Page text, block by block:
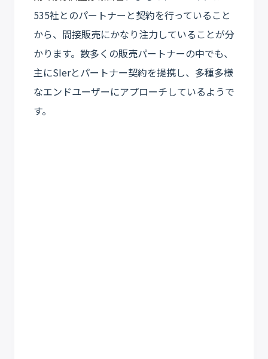
535社とのパートナーと契約を行っていること
から、間接販売にかなり注力していることが分
かります。数多くの販売パートナーの中でも、
主にSIerとパートナー契約を提携し、多種多様
なエンドユーザーにアプローチしているようで
す。